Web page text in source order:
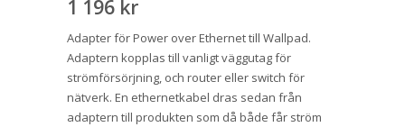
1 196 kr
Adapter för Power over Ethernet till Wallpad.
Adaptern kopplas till vanligt väggutag för
strömförsörjning, och router eller switch för
nätverk. En ethernetkabel dras sedan från
adaptern till produkten som då både får ström